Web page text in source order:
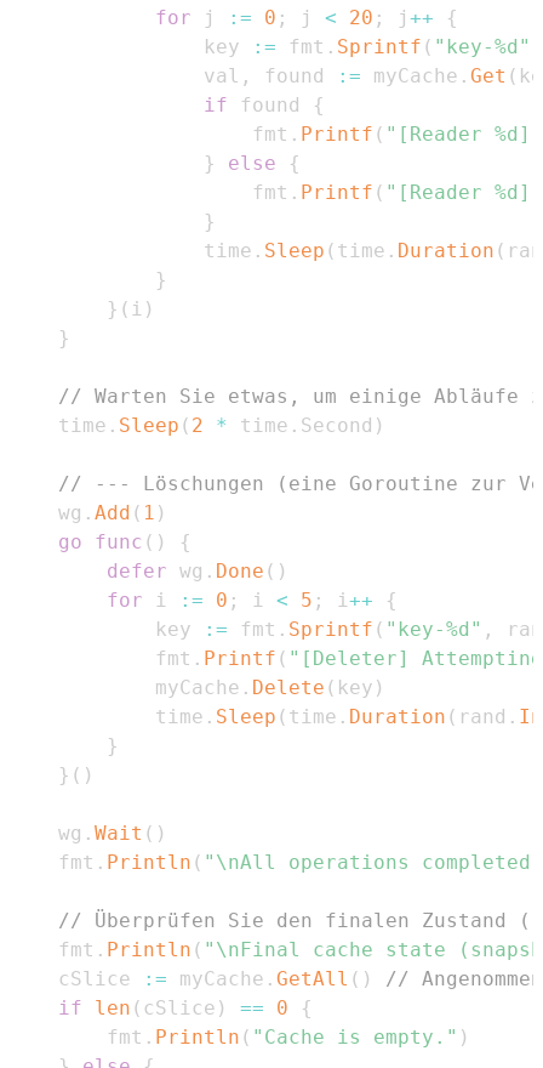
for j := 0 ; j < 20 ; j ++
{
				key
:= fmt . Sprintf ( "key-%d"
				val
, found := myCache . Get (
if found
{
					fmt
. Printf ( "[Reader
}
else
{
					fmt
. Printf ( "[Reader
}
				time
. Sleep ( time . Duration (
}
} ( i )
}
// Warten Sie etwas, um einige Abläufe
	time
. Sleep ( 2 * time . Second )
// --- Löschungen (eine Goroutine zur
	wg
. Add ( 1 )
go
func ( )
{
defer wg . Done ( )
for i := 0 ; i < 5 ; i ++
{
			key
:= fmt . Sprintf ( "key-%d" ,
			fmt
. Printf ( "[Deleter]
			myCache
. Delete ( key )
			time
. Sleep ( time . Duration ( rand .
}
} ( )
	wg
. Wait ( )
	fmt
. Println ( "\nAll operations
// Überprüfen Sie den finalen Zustand
	fmt
. Println ( "\nFinal cache state
	cSlice
:= myCache . GetAll ( )
//
if
len ( cSlice ) == 0
{
		fmt
. Println ( "Cache is empty." )